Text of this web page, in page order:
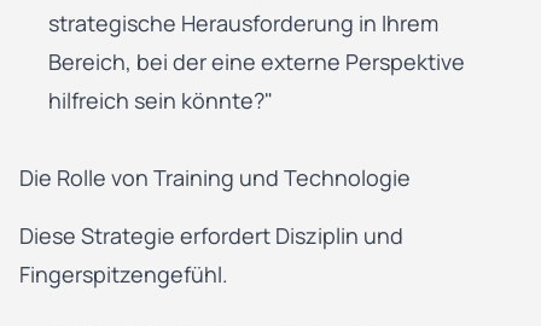
strategische Herausforderung in Ihrem
Bereich, bei der eine externe Perspektive
hilfreich sein könnte?"
Die Rolle von Training und Technologie
Diese Strategie erfordert Disziplin und
Fingerspitzengefühl.